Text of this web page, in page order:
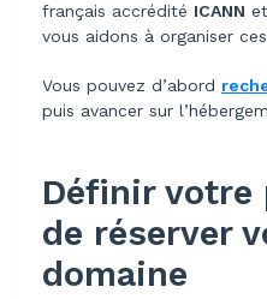
français accrédité ICANN et
vous aidons à organiser
Vous pouvez d’abord
puis avancer sur
Définir votre
de réserver
domaine